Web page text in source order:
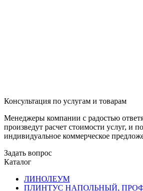
Консультация по услугам и товарам
Менеджеры компании с радостью
произведут расчет стоимости услуг, и
индивидуальное коммерческое
Задать вопрос
Каталог
ЛИНОЛЕУМ
ПЛИНТУС НАПОЛЬНЫЙ,